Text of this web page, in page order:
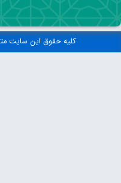
کلیه حقوق این سایت